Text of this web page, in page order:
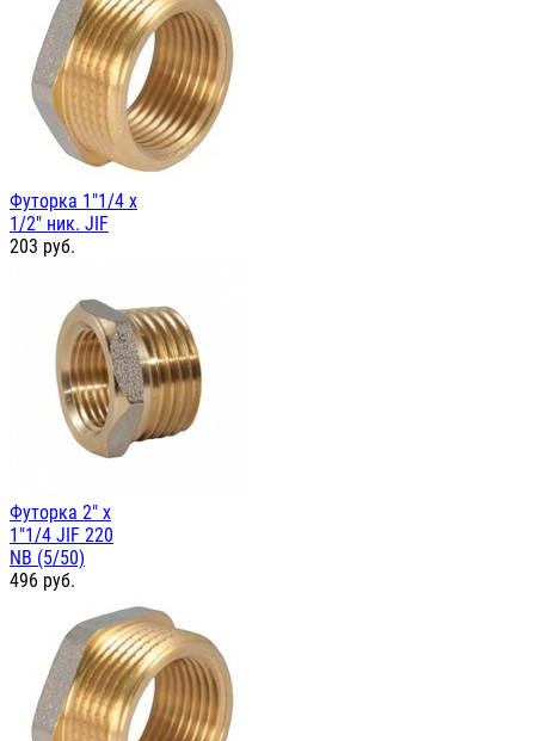
Футорка 1"1/4 х
1/2" ник. JIF
203 руб.
Футорка 2" х
1"1/4 JIF 220
NB (5/50)
496 руб.